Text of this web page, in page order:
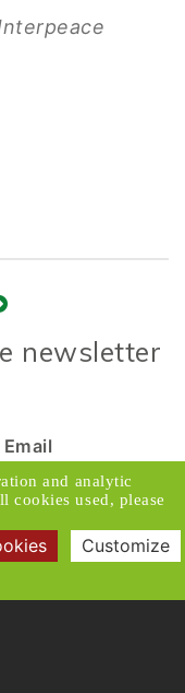
newsletter
Email
Tous
responsabilité
and analytic
cookies used, please
Customize